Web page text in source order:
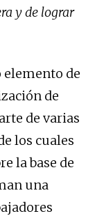
y de lograr
elemento de
de
de varias
los cuales
la base de
una